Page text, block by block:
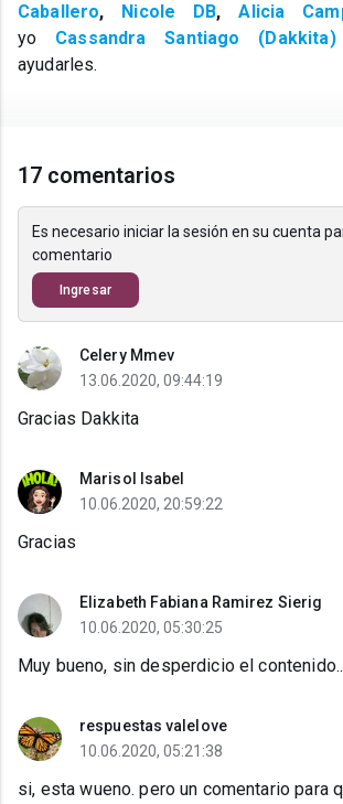
Caballero, Nicole DB,Alicia
yo Cassandra Santiago (Dakkita)
ayudarles.
17 comentarios
Es necesario iniciar la sesión en su cuenta
comentario
Ingresar
Celery Mmev
13.06.2020, 09:44:19
Gracias Dakkita
Marisol Isabel
10.06.2020, 20:59:22
Gracias
Elizabeth Fabiana Ramirez Sierig
10.06.2020, 05:30:25
Muy bueno, sin desperdicio el
respuestas valelove
10.06.2020, 05:21:38
si, esta wueno. pero un comentario para